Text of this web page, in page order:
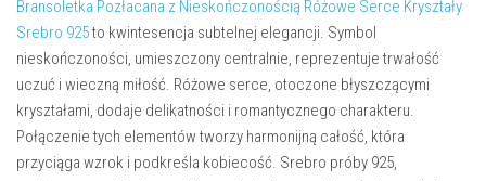
Bransoletka Pozłacana z Nieskończonością Różowe Serce Kryształy
Srebro 925to kwintesencja subtelnej elegancji. Symbol
nieskończoności, umieszczony centralnie, reprezentuje trwałość
uczuć i wieczną miłość. Różowe serce, otoczone błyszczącymi
kryształami, dodaje delikatności i romantycznego charakteru.
Połączenie tych elementów tworzy harmonijną całość, która
przyciąga wzrok i podkreśla kobiecość. Srebro próby 925,